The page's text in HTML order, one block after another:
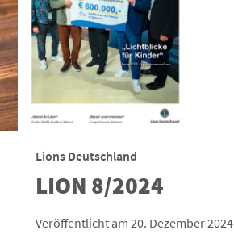
Lions Deutschland
LION 8/2024
Veröffentlicht am 20. Dezember 2024